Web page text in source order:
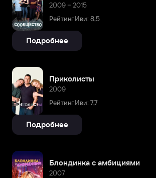
2009 – 2015
Рейтинг Иви: 8,5
Подробнее
Приколисты
2009
Рейтинг Иви: 7,7
Подробнее
Блондинка с амбициями
2007